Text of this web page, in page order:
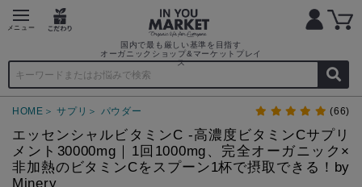
国内で最も厳しい基準を目指す
オーガニックショップ&マーケットプレイ
ス
HOME サプリ パウダー (66)
エッセンシャルビタミンC -高濃度ビタミンCサプリ
メント30000mg｜1回1000mg、完全オーガニック×
非加熱のビタミンCをスプーン1杯で摂取できる！by
Minery